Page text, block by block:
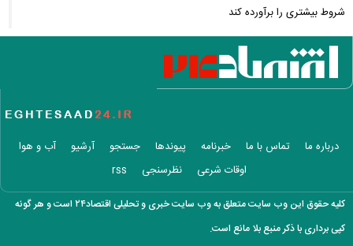
شروط بیشتری را برآورده کند
فعال‌سازی کیف پول ایران با یک کد دستوری/ انتقال وجه با شماره تلفن
همراه
فیلم/ سردار کوثری: جلسه بیت رهبری با اصرار شمخانی/ ماجرای غیبت سردار
فوری/ جزئیات جدید از مذاکرات تنگه هرمز/ انطباق با حقوق بین‌الملل و
ممنوعیت عبور ناوهای آمریکا
سردار آزمون در استقلال؟ / ماجرای تماس بختیاری‌زاده با مهاجم تیم ملی
محمد مهاجری: برخی روحانیون نمره اخلاقشان صفر است / لباس دین را
آلوده نکنید
درباره ما تماس با ما خبرنامه پیوندها جستجو آرشیو
آب و هوا
اوقات شرعی
نظرسنجی rss
کلیه حقوق این وب سایت متعلق به وب سایت خبری و تحلیلی اقتصاد۲۴ است و هر گونه
کپی برداری با ذکر منبع بلا مانع است.